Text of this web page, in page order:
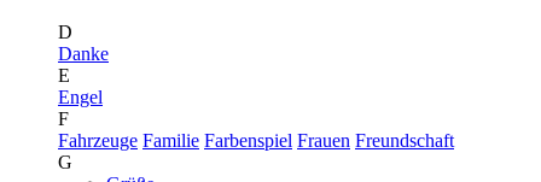
D
Danke
E
Engel
F
Fahrzeuge Familie Farbenspiel Frauen Freundschaft
G